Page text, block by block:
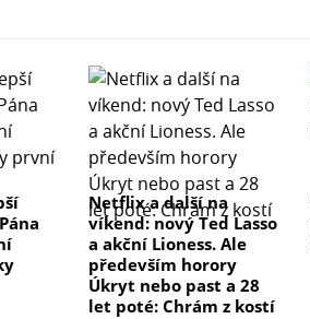
Netflix a další na
víkend: nový Ted Lasso
a akční Lioness. Ale
především horory
Úkryt nebo past a 28
let poté: Chrám z kostí